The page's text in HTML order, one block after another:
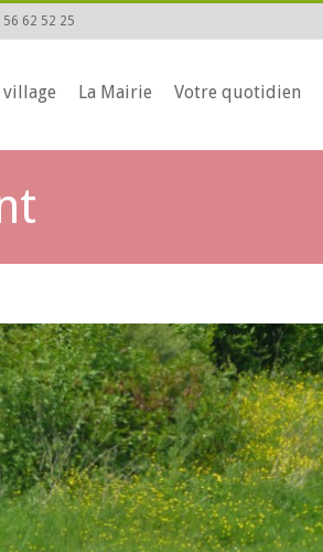
62 52 25
village La Mairie Votre quotidien